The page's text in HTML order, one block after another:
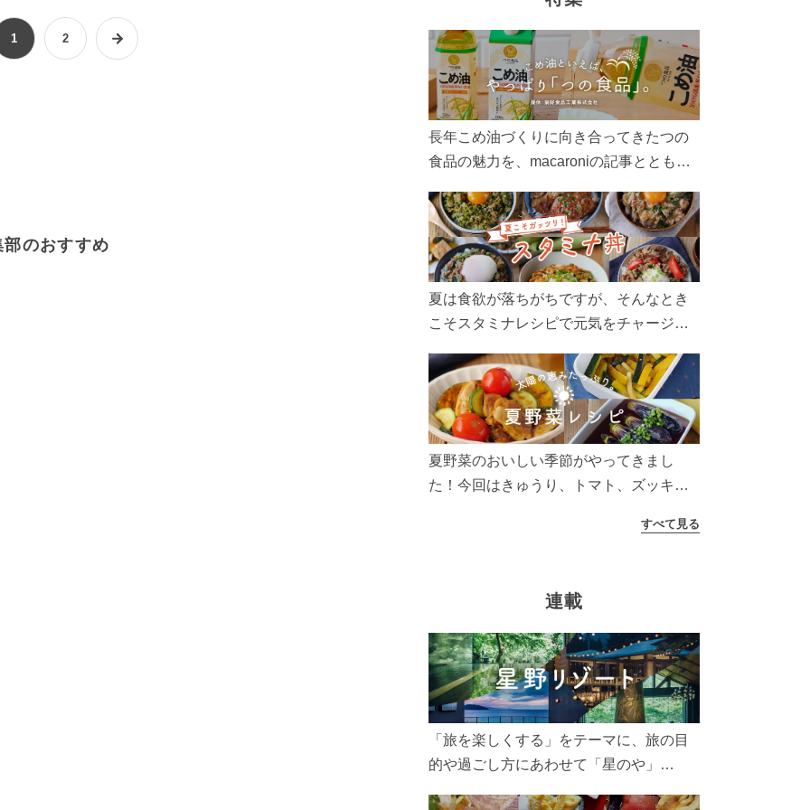
1 2
部のおすすめ
長年こめ油づくりに向き合ってきたつの
食品の魅力を、macaroniの記事とともに
ん、製造現場や品質へのこだわりまで。
こめ油をもっと好きになるコンテンツを
ぜひお楽しみください。
夏は食欲が落ちがちですが、そんなとき
こそスタミナレシピで元気をチャージ！
リ食べて、夏バテを吹き飛ばしましょ
う！
夏野菜のおいしい季節がやってきまし
た！今回はきゅうり、トマト、ズッキー
太陽の光をたっぷりあびた夏野菜は栄養
すべて見る
連載
「旅を楽しくする」をテーマに、旅の目
的や過ごし方にあわせて「星のや」